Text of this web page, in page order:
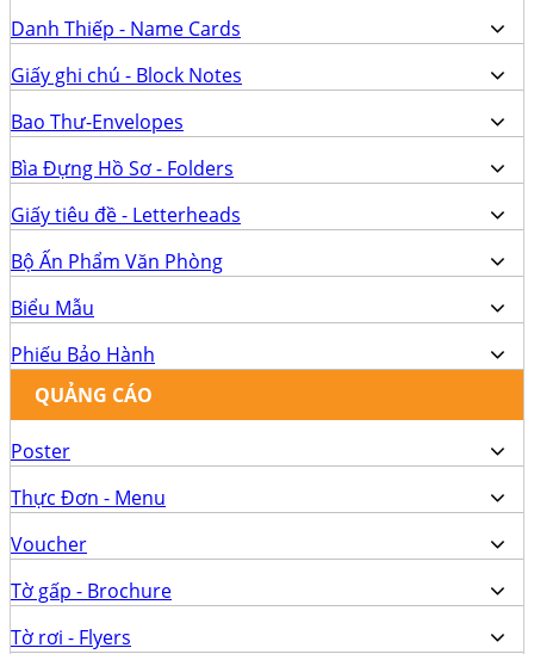
Danh Thiếp - Name Cards
Giấy ghi chú - Block Notes
Bao Thư-Envelopes
Bìa Đựng Hồ Sơ - Folders
Giấy tiêu đề - Letterheads
Bộ Ấn Phẩm Văn Phòng
Biểu Mẫu
Phiếu Bảo Hành
QUẢNG CÁO
Poster
Thực Đơn - Menu
Voucher
Tờ gấp - Brochure
Tờ rơi - Flyers